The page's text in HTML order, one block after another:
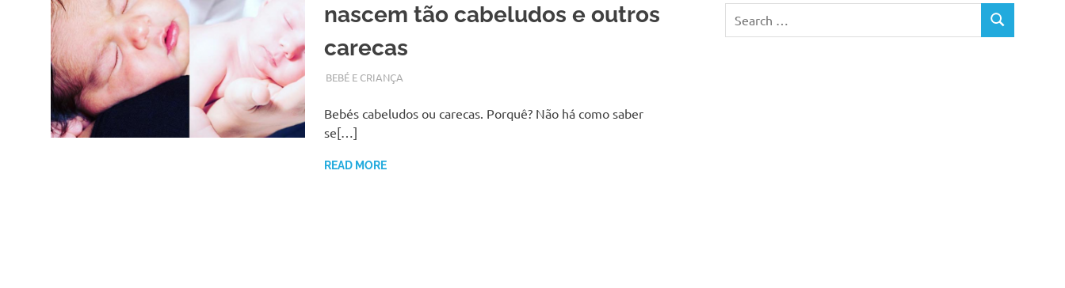
nascem tão cabeludos e outros
carecas
OUTUBRO 21, 2017
ADMIN
BEBÉ E CRIANÇA
Bebés cabeludos ou carecas. Porquê? Não há como saber
se[…]
READ MORE
for:
SEARCH